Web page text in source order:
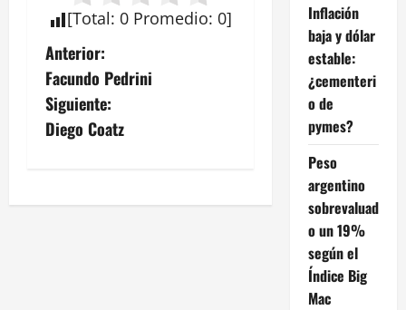
[Total: 0 Promedio: 0]
N
a
v
g
Anterior:
Facundo Pedrini
Siguiente:
Diego Coatz
Inflación
baja y dólar
estable:
¿cementeri
o de
pymes?
Peso
argentino
sobrevaluad
o un 19%
según el
Índice Big
Mac